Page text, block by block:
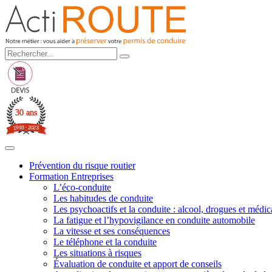
1993-2023
30 ans
Prévention du risque routier
Formation Entreprises
L’éco-conduite
Les habitudes de conduite
Les psychoactifs et la conduite : alcool, drogues et
La fatigue et l’hypovigilance en conduite automobile
La vitesse et ses conséquences
Le téléphone et la conduite
Les situations à risques
Évaluation de conduite et apport de conseils